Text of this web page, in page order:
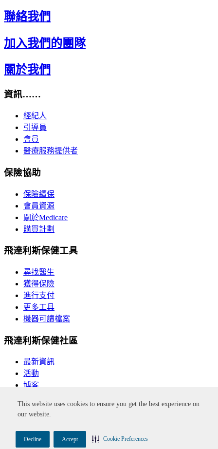
This website uses cookies to ensure you get the best experience on
our website.
Decline Accept Cookie Preferences
聯絡我們
加入我們的團隊
關於我們
資訊……
經紀人
引導員
會員
醫療服務提供者
保險協助
保險續保
會員資源
關於Medicare
購買計劃
飛達利斯保健工具
尋找醫生
獲得保險
進行支付
更多工具
機器可讀檔案
飛達利斯保健社區
最新資訊
活動
博客
按一下此連結，您將離開飛達利斯保健網站。
New York Quality Healthcare Corporation
FIDELIS CARE是Centene Corporation的商標